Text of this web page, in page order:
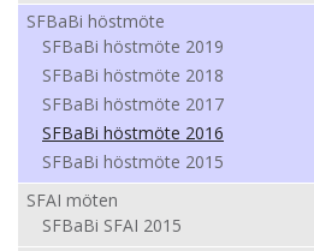
SFBaBi höstmöte
SFBaBi höstmöte 2019
SFBaBi höstmöte 2018
SFBaBi höstmöte 2017
SFBaBi höstmöte 2016
SFBaBi höstmöte 2015
SFAI möten
SFBaBi SFAI 2015